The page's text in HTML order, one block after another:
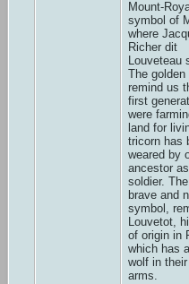
Mount-
symbol of
where
Richer dit
Louveteau
The golden
remind us
first
were
land for
tricorn has
weared by
ancestor
soldier.
brave and
symbol,
Louvetot,
of origin in
which has
wolf in
arms.